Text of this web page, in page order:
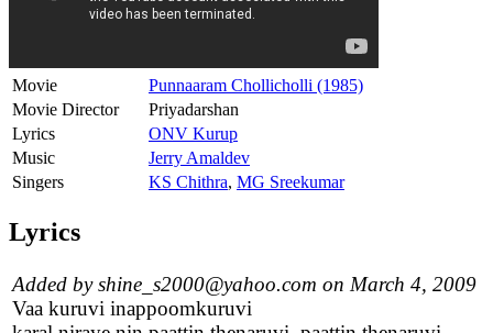
Movie
Punnaaram Chollicholli (1985)
Movie Director
Priyadarshan
Lyrics
ONV Kurup
Music
Jerry Amaldev
Singers
KS Chithra, MG Sreekumar
Lyrics
Added by shine_s2000@yahoo.com on March 4, 2009
Vaa kuruvi inappoomkuruvi